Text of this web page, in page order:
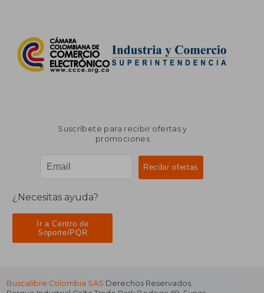
Suscríbete para recibir ofertas y
promociones
¿Necesitas ayuda?
Ir a Centro de
Soporte/PQR
Buscalibre Colombia SAS Derechos Reservados.